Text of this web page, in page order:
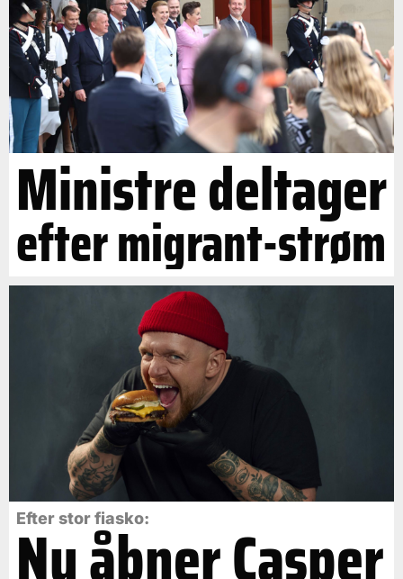
Ministre deltager
efter migrant-strøm
Efter stor fiasko: